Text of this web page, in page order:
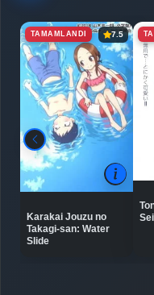
TAMAMLANDI 7.5
Karakai Jouzu no
Takagi-san: Water
Slide